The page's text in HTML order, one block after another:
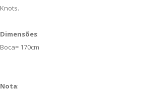
Knots.
Dimensões:
Boca= 170cm
Nota: